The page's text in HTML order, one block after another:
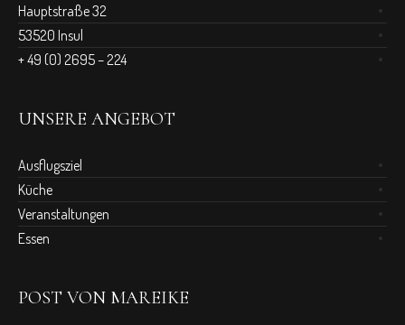
Hauptstraße 32
53520 Insul
+ 49 (0) 2695 – 224
UNSERE ANGEBOT
Ausflugsziel
Küche
Veranstaltungen
Essen
POST VON MAREIKE